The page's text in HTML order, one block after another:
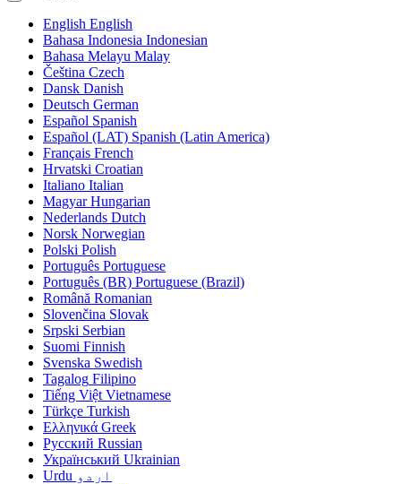
English English
Bahasa Indonesia Indonesian
Bahasa Melayu Malay
Čeština Czech
Dansk Danish
Deutsch German
Español Spanish
Español (LAT) Spanish (Latin America)
Français French
Hrvatski Croatian
Italiano Italian
Magyar Hungarian
Nederlands Dutch
Norsk Norwegian
Polski Polish
Português Portuguese
Português (BR) Portuguese (Brazil)
Română Romanian
Slovenčina Slovak
Srpski Serbian
Suomi Finnish
Svenska Swedish
Tagalog Filipino
Tiếng Việt Vietnamese
Türkçe Turkish
Ελληνικά Greek
Русский Russian
Український Ukrainian
اردو Urdu